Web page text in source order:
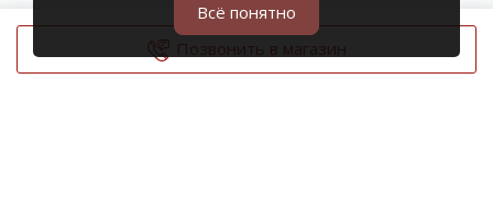
Позвонить в магазин
© 2006 – 2026 Prodiesel
Всё понятно